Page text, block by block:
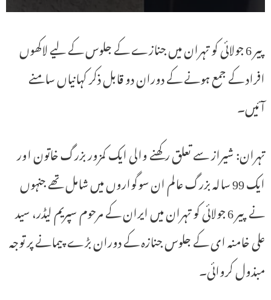
پیر 6 جولائی کو تہران میں جنازے کے جلوس کے لیے لاکھوں
افراد کے جمع ہونے کے دوران دو قابل ذکر کہانیاں سامنے
آئیں۔
تہران: شیراز سے تعلق رکھنے والی ایک کمزور بزرگ خاتون اور
ایک 99 سالہ بزرگ عالم ان سوگواروں میں شامل تھے جنہوں
نے پیر 6 جولائی کو تہران میں ایران کے مرحوم سپریم لیڈر، سید
علی خامنہ ای کے جلوس جنازہ کے دوران بڑے پیمانے پر توجہ
مبذول کروائی۔